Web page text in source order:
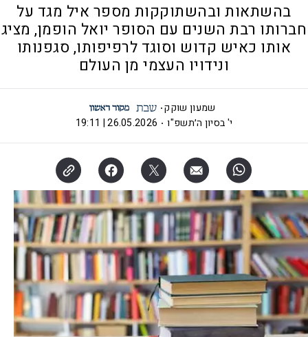
בהשתאות ובהשתוקקות מספר איל מגד על
חברותו רבת השנים עם הסופר יואל הופמן, מציג
אותו כאיש קדוש וסוגד לרפיפותו, סגפנותו
ונידויו העצמי מן העולם
שמעון שוקק
י' בסיון ה׳תשפ"ו
26.05.2026 | 19:11